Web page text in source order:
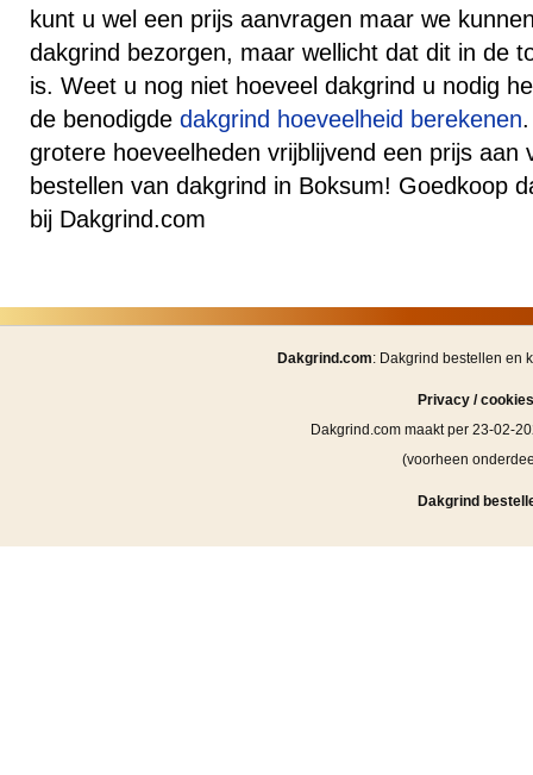
kunt u wel een prijs aanvragen maar we
dakgrind bezorgen, maar wellicht dat dit in de
is. Weet u nog niet hoeveel dakgrind u nodig
de benodigde dakgrind hoeveelheid berekenen
grotere hoeveelheden vrijblijvend een prijs aan
bestellen van dakgrind in Boksum! Goedkoop
bij Dakgrind.com
Dakgrind.com: Dakgrind bestellen en
Privacy / cookies
Dakgrind.com maakt per 23-02-
(voorheen
Dakgrind